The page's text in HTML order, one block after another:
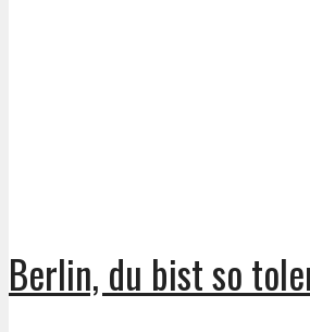
Berlin, du bist so